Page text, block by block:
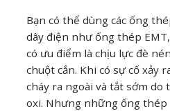
Bạn có thể dùng các ống
dây điện như ống thép EMT,
có ưu điểm là chịu lực đè
chuột cắn. Khi có sự cố xảy
cháy ra ngoài và tắt sớm
oxi. Nhưng những ống thép